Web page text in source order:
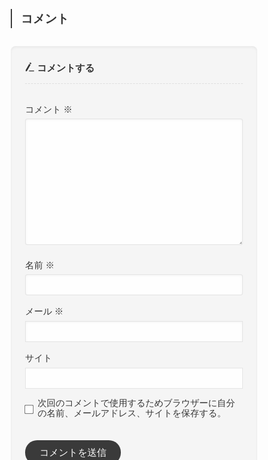
コメント
コメントする
コメント ※
名前 ※
メール ※
サイト
次回のコメントで使用するためブラウザーに自分
の名前、メールアドレス、サイトを保存する。